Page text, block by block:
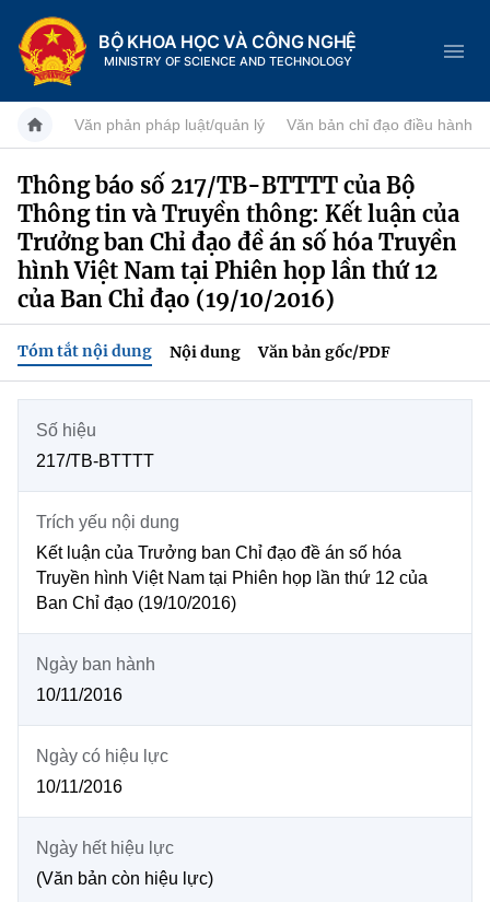
BỘ KHOA HỌC VÀ CÔNG NGHỆ
MINISTRY OF SCIENCE AND TECHNOLOGY
Danh mục
Trang chủ
Giới thiệu
Chức năng nhiệm vụ
Lịch sử phát triển
Sở Khoa học và Công nghệ
Tin tức sự kiện
Đổi mới sáng tạo
Chuyển đổi số
Bưu chính, Viễn thông
Sở hữu trí tuệ
Tin tổng hợp
Tin địa phương
Hệ thống văn bản
Văn bản QPPL
Văn bản chỉ đạo điều hành
MST IOFFICE
THỐNG KÊ
Khoa học và Công nghệ
Đổi mới sáng tạo
Chuyển đổi số
Bưu chính, Viễn thông
Tiêu chuẩn, đo lường, chất lượng
Multimedia
THƯ ĐIỆN TỬ
Videos
Ảnh
Văn phản pháp luật/quản lý Văn bản chỉ đạo điều hành
Thông báo số 217/TB-BTTTT của Bộ
Thông tin và Truyền thông: Kết luận của
Trưởng ban Chỉ đạo đề án số hóa Truyền
hình Việt Nam tại Phiên họp lần thứ 12
của Ban Chỉ đạo (19/10/2016)
Tóm tắt nội dung Nội dung Văn bản gốc/PDF
Số hiệu
217/TB-BTTTT
Trích yếu nội dung
Kết luận của Trưởng ban Chỉ đạo đề án số hóa
Truyền hình Việt Nam tại Phiên họp lần thứ 12 của
Ban Chỉ đạo (19/10/2016)
Ngày ban hành
10/11/2016
Ngày có hiệu lực
10/11/2016
Ngày hết hiệu lực
(Văn bản còn hiệu lực)